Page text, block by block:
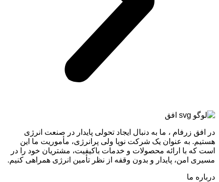
در افق زرفام ، ما به دنبال ایجاد تحولی پایدار در صنعت انرژی
هستیم. به عنوان یک شرکت نوپا ولی پرانرژی، مأموریت ما این
است که با ارائه محصولات و خدمات باکیفیت، مشتریان خود را در
مسیری امن، پایدار و بدون وقفه از نظر تأمین انرژی همراهی کنیم.
درباره ما